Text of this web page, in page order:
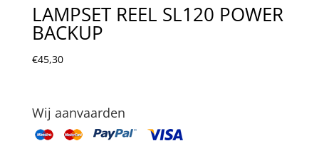
LAMPSET REEL SL120 POWER
BACKUP
€45,30
Wij aanvaarden